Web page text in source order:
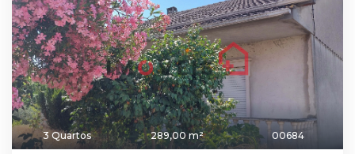
3 Quartos 289,00 m² 00684